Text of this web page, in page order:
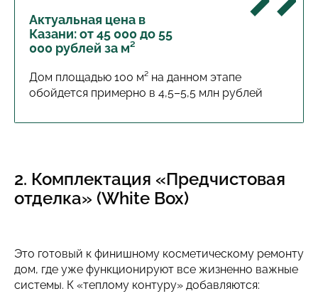
Актуальная цена в
Казани: от 45 000 до 55
000 рублей за м²
Дом площадью 100 м² на данном этапе
обойдется примерно в 4,5–5,5 млн рублей
2. Комплектация «Предчистовая
отделка» (White Box)
Это готовый к финишному косметическому ремонту
дом, где уже функционируют все жизненно важные
системы. К «теплому контуру» добавляются: